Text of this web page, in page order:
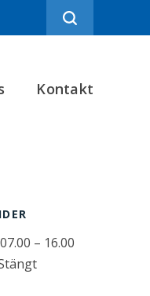
Kontakt
– 16.00